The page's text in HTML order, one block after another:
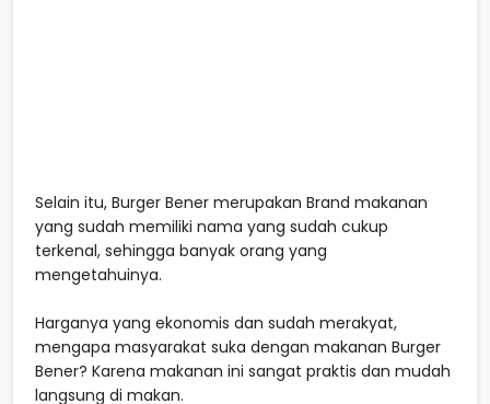
Selain itu, Burger Bener merupakan Brand makanan
yang sudah memiliki nama yang sudah cukup
terkenal, sehingga banyak orang yang
mengetahuinya.
Harganya yang ekonomis dan sudah merakyat,
mengapa masyarakat suka dengan makanan Burger
Bener? Karena makanan ini sangat praktis dan mudah
langsung di makan.